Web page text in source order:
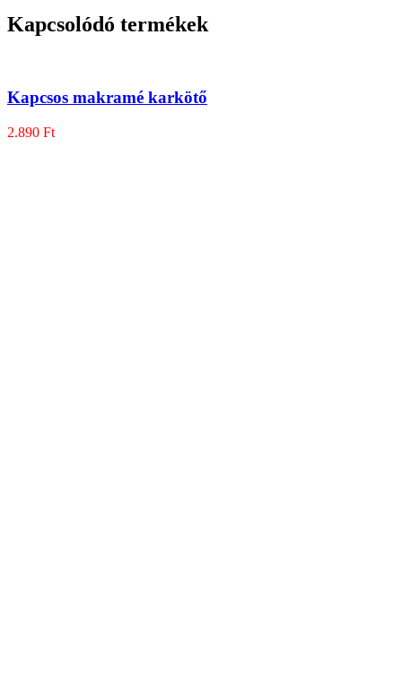
Kapcsolódó termékek
Kapcsos makramé karkötő
2.890 Ft